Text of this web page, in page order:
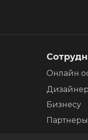
Бизнесу
Партнеры
Онлайн